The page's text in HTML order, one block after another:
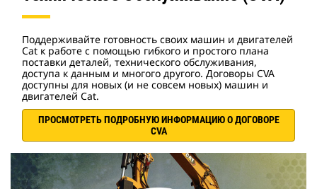
Поддерживайте готовность своих машин и двигателей
Cat к работе с помощью гибкого и простого плана
поставки деталей, технического обслуживания,
доступа к данным и многого другого. Договоры CVA
доступны для новых (и не совсем новых) машин и
двигателей Cat.
ПРОСМОТРЕТЬ ПОДРОБНУЮ ИНФОРМАЦИЮ О ДОГОВОРЕ
CVA